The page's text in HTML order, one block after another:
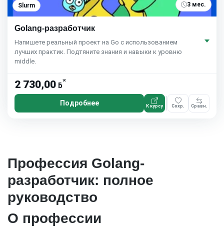
Slurm 3 мес.
Golang-разработчик
Напишете реальный проект на Go с использованием
лучших практик. Подтяните знания и навыки к уровню
middle.
2 730,00 ƃ*
Подробнее К курсу Сохр. Сравн.
Профессия Golang-
разработчик: полное
руководство
О профессии